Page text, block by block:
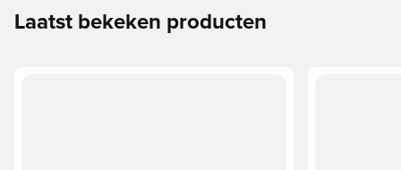
Laatst bekeken producten